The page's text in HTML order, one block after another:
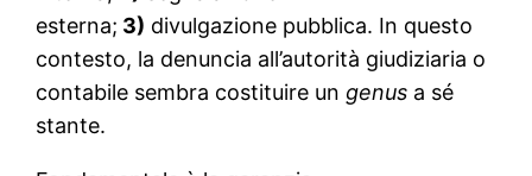
esterna; 3) divulgazione pubblica. In questo
contesto, la denuncia all’autorità giudiziaria o
contabile sembra costituire un genus a sé
stante.